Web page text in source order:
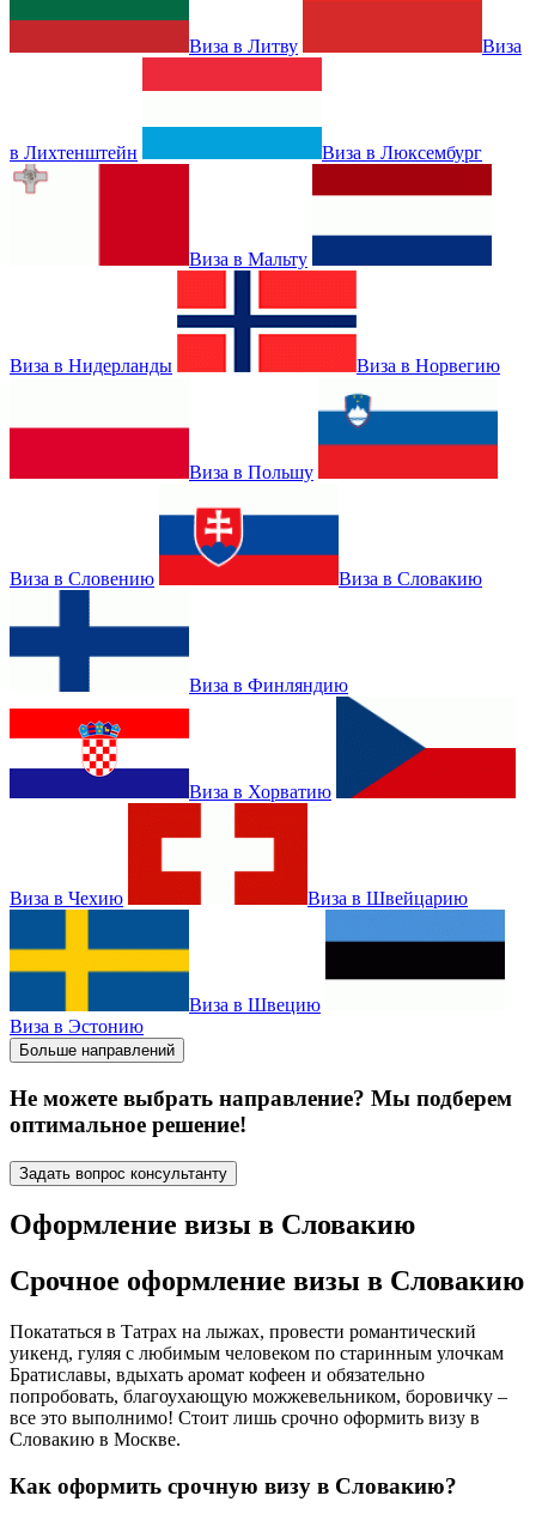
Виза в Литву Виза
в Лихтенштейн Виза в Люксембург
Виза в Мальту
Виза в Нидерланды Виза в Норвегию
Виза в Польшу
Виза в Словению Виза в Словакию
Виза в Финляндию
Виза в Хорватию
Виза в Чехию Виза в Швейцарию
Виза в Швецию
Виза в Эстонию
Больше направлений
Не можете выбрать направление? Мы подберем
оптимальное решение!
Задать вопрос консультанту
Оформление визы в Словакию
Срочное оформление визы в Словакию
Покататься в Татрах на лыжах, провести романтический
уикенд, гуляя с любимым человеком по старинным улочкам
Братиславы, вдыхать аромат кофеен и обязательно
попробовать, благоухающую можжевельником, боровичку –
все это выполнимо! Стоит лишь срочно оформить визу в
Словакию в Москве.
Как оформить срочную визу в Словакию?